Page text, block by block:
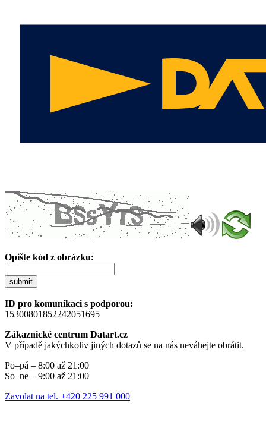
Opište kód z obrázku:
submit
ID pro komunikaci s podporou:
15300801852242051695
Zákaznické centrum Datart.cz
V případě jakýchkoliv jiných dotazů se na nás neváhejte obrátit.
Po–pá – 8:00 až 21:00
So–ne – 9:00 až 21:00
Zavolat na tel. +420 225 991 000